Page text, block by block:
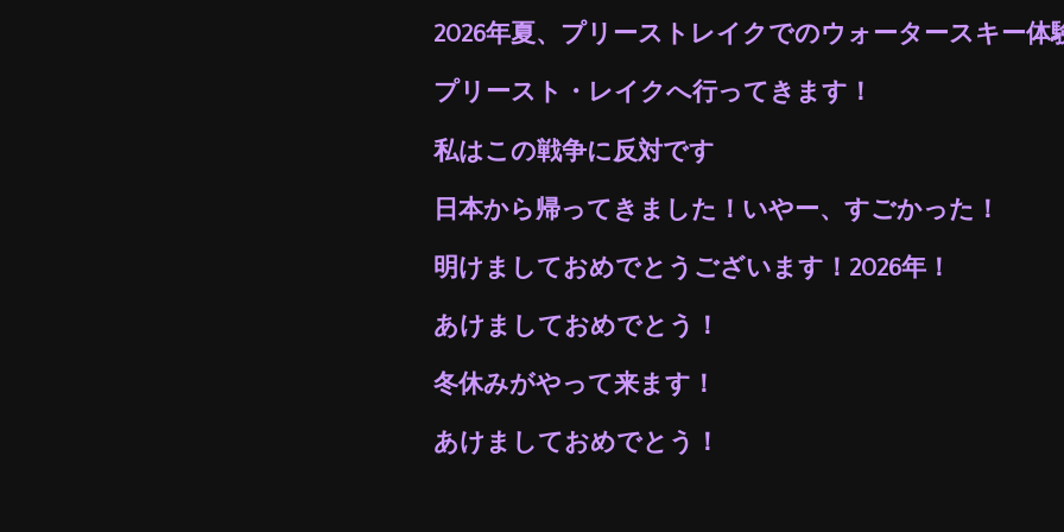
2026年夏、プリーストレイクでのウォータースキー体
プリースト・レイクへ行ってきます！
私はこの戦争に反対です
日本から帰ってきました！いやー、すごかった！
明けましておめでとうございます！2026年！
あけましておめでとう！
冬休みがやって来ます！
あけましておめでとう！